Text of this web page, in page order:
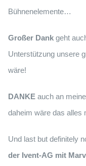
Bühnenelemente…
Großer Dankgeht
Unterstützung unsere
wäre!
DANKEauch an
daheim wäre das alles
Und last but definitely
der Ivent-AG mit